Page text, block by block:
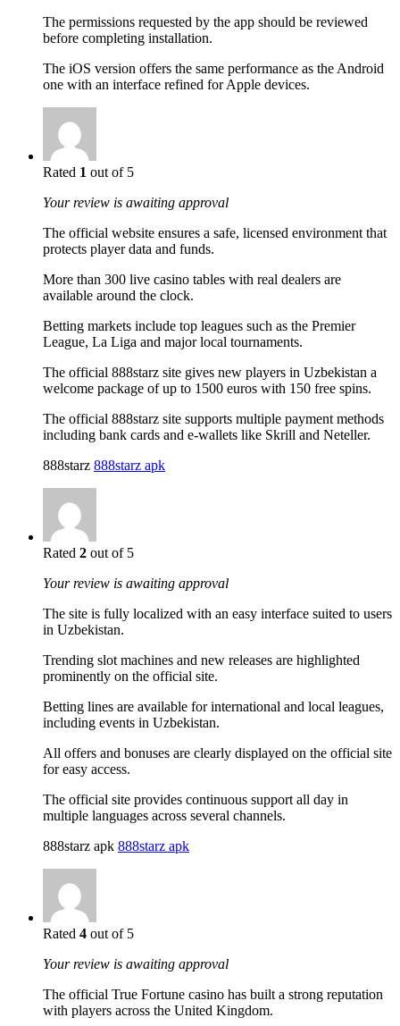
The permissions requested by the app should be reviewed
before completing installation.
The iOS version offers the same performance as the Android
one with an interface refined for Apple devices.
Rated 1 out of 5
Your review is awaiting approval
The official website ensures a safe, licensed environment that
protects player data and funds.
More than 300 live casino tables with real dealers are
available around the clock.
Betting markets include top leagues such as the Premier
League, La Liga and major local tournaments.
The official 888starz site gives new players in Uzbekistan a
welcome package of up to 1500 euros with 150 free spins.
The official 888starz site supports multiple payment methods
including bank cards and e-wallets like Skrill and Neteller.
888starz 888starz apk
Rated 2 out of 5
Your review is awaiting approval
The site is fully localized with an easy interface suited to users
in Uzbekistan.
Trending slot machines and new releases are highlighted
prominently on the official site.
Betting lines are available for international and local leagues,
including events in Uzbekistan.
All offers and bonuses are clearly displayed on the official site
for easy access.
The official site provides continuous support all day in
multiple languages across several channels.
888starz apk 888starz apk
Rated 4 out of 5
Your review is awaiting approval
The official True Fortune casino has built a strong reputation
with players across the United Kingdom.